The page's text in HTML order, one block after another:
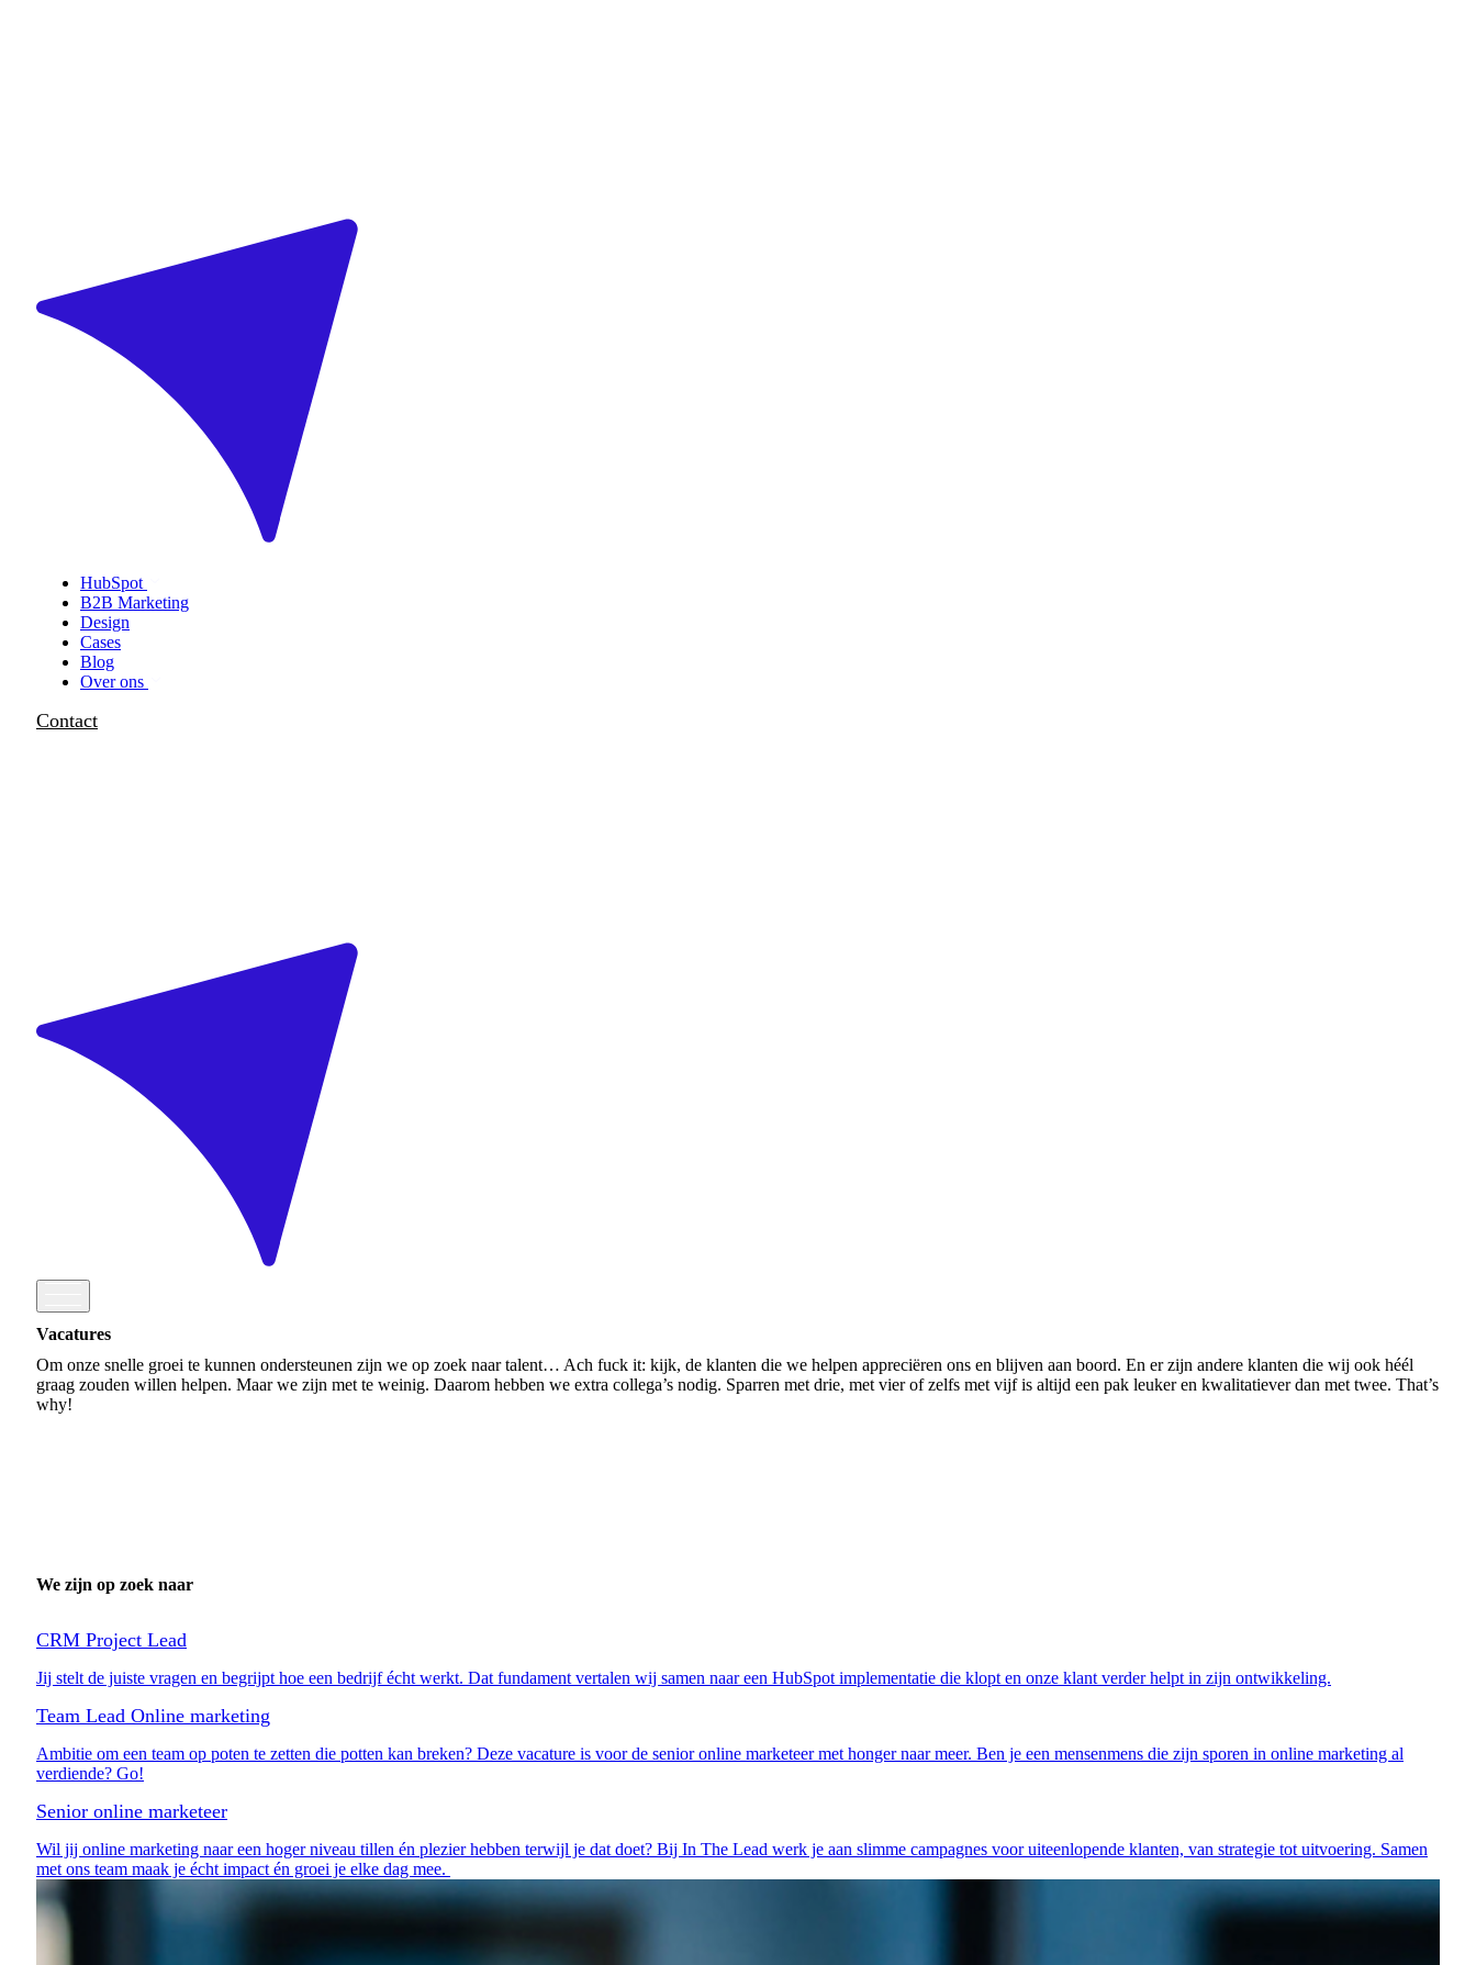
HubSpot
B2B Marketing
Design
Cases
Blog
Over ons
Contact
Vacatures
Om onze snelle groei te kunnen ondersteunen zijn we op zoek naar talent… Ach fuck it: kijk, de klanten die we helpen appreciëren ons en blijven aan boord. En er zijn andere klanten die wij ook héél
graag zouden willen helpen. Maar we zijn met te weinig. Daarom hebben we extra collega’s nodig. Sparren met drie, met vier of zelfs met vijf is altijd een pak leuker en kwalitatiever dan met twee. That’s
why!
We zijn op zoek naar
CRM Project Lead
Jij stelt de juiste vragen en begrijpt hoe een bedrijf écht werkt. Dat fundament vertalen wij samen naar een HubSpot implementatie die klopt en onze klant verder helpt in zijn ontwikkeling.
Team Lead Online marketing
Ambitie om een team op poten te zetten die potten kan breken? Deze vacature is voor de senior online marketeer met honger naar meer. Ben je een mensenmens die zijn sporen in online marketing al
verdiende? Go!
Senior online marketeer
Wil jij online marketing naar een hoger niveau tillen én plezier hebben terwijl je dat doet? Bij In The Lead werk je aan slimme campagnes voor uiteenlopende klanten, van strategie tot uitvoering. Samen
met ons team maak je écht impact én groei je elke dag mee.